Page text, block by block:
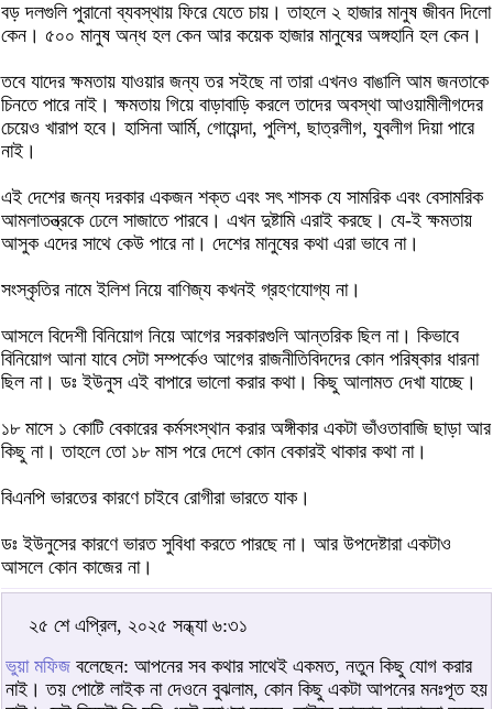
বড় দলগুলি পুরানো ব্যবস্থায় ফিরে যেতে চায়। তাহলে ২ হাজার মানুষ জীবন দিলো
কেন। ৫০০ মানুষ অন্ধ হল কেন আর কয়েক হাজার মানুষের অঙ্গহানি হল কেন।
তবে যাদের ক্ষমতায় যাওয়ার জন্য তর সইছে না তারা এখনও বাঙালি আম জনতাকে
চিনতে পারে নাই। ক্ষমতায় গিয়ে বাড়াবাড়ি করলে তাদের অবস্থা আওয়ামীলীগদের
চেয়েও খারাপ হবে। হাসিনা আর্মি, গোয়েন্দা, পুলিশ, ছাত্রলীগ, যুবলীগ দিয়া পারে
নাই।
এই দেশের জন্য দরকার একজন শক্ত এবং সৎ শাসক যে সামরিক এবং বেসামরিক
আমলাতন্ত্রকে ঢেলে সাজাতে পারবে। এখন দুষ্টামি এরাই করছে। যে-ই ক্ষমতায়
আসুক এদের সাথে কেউ পারে না। দেশের মানুষের কথা এরা ভাবে না।
সংস্কৃতির নামে ইলিশ নিয়ে বাণিজ্য কখনই গ্রহণযোগ্য না।
আসলে বিদেশী বিনিয়োগ নিয়ে আগের সরকারগুলি আন্তরিক ছিল না। কিভাবে
বিনিয়োগ আনা যাবে সেটা সম্পর্কেও আগের রাজনীতিবিদদের কোন পরিষ্কার ধারনা
ছিল না। ডঃ ইউনুস এই বাপারে ভালো করার কথা। কিছু আলামত দেখা যাচ্ছে।
১৮ মাসে ১ কোটি বেকারের কর্মসংস্থান করার অঙ্গীকার একটা ভাঁওতাবাজি ছাড়া আর
কিছু না। তাহলে তো ১৮ মাস পরে দেশে কোন বেকারই থাকার কথা না।
বিএনপি ভারতের কারণে চাইবে রোগীরা ভারতে যাক।
ডঃ ইউনুসের কারণে ভারত সুবিধা করতে পারছে না। আর উপদেষ্টারা একটাও
আসলে কোন কাজের না।
২৫ শে এপ্রিল, ২০২৫ সন্ধ্যা ৬:৩১
ভুয়া মফিজ বলেছেন: আপনের সব কথার সাথেই একমত, নতুন কিছু যোগ করার
নাই। তয় পোষ্টে লাইক না দেওনে বুঝলাম, কোন কিছু একটা আপনের মনঃপূত হয়